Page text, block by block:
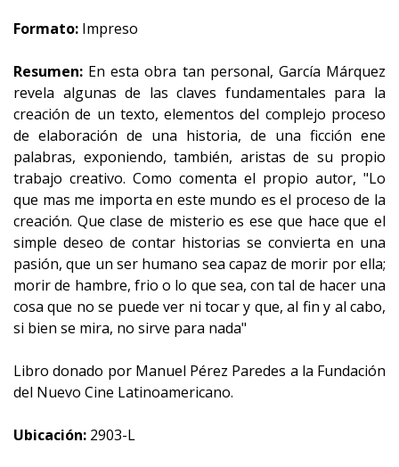
Formato: Impreso
Resumen: En esta obra tan personal, García Márquez
revela algunas de las claves fundamentales para la
creación de un texto, elementos del complejo proceso
de elaboración de una historia, de una ficción ene
palabras, exponiendo, también, aristas de su propio
trabajo creativo. Como comenta el propio autor, "Lo
que mas me importa en este mundo es el proceso de la
creación. Que clase de misterio es ese que hace que el
simple deseo de contar historias se convierta en una
pasión, que un ser humano sea capaz de morir por ella;
morir de hambre, frio o lo que sea, con tal de hacer una
cosa que no se puede ver ni tocar y que, al fin y al cabo,
si bien se mira, no sirve para nada"
Libro donado por Manuel Pérez Paredes a la Fundación
del Nuevo Cine Latinoamericano.
Ubicación: 2903-L